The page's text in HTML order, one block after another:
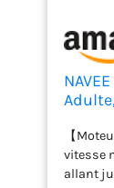
【
vitesse
allant